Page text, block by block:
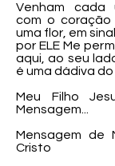
Venham cada
com o
uma flor, em
por ELE Me
aqui, ao seu
é uma dádiva do
Meu Filho
Mensagem...
Mensagem de
Cristo